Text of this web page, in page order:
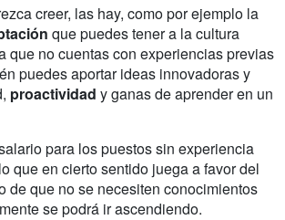
creer, las hay, como por ejemplo la
que puedes tener a la cultura
que no cuentas con experiencias previas
puedes aportar ideas innovadoras y
proactividad y ganas de aprender en un
para los puestos sin experiencia
que en cierto sentido juega a favor del
de que no se necesiten conocimientos
se podrá ir ascendiendo.